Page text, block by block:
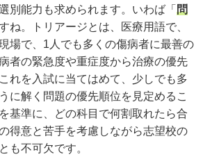
別能力も求められます。いわば「 問
ね。トリアージとは、医療用語で、
場で、1人でも多くの傷病者に最善の
者の緊急度や重症度から治療の優先
れを入試に当てはめて、少しでも多
に解く問題の優先順位を見定めるこ
基準に、どの科目で何割取れたら合
得意と苦手を考慮しながら志望校の
も不可欠です。